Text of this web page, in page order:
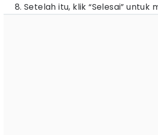
Setelah itu, klik “Selesai”